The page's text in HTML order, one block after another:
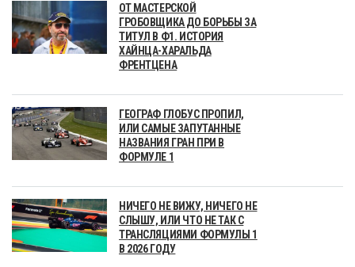
ОТ МАСТЕРСКОЙ
ГРОБОВЩИКА ДО БОРЬБЫ ЗА
ТИТУЛ В Ф1. ИСТОРИЯ
ХАЙНЦА-ХАРАЛЬДА
ФРЕНТЦЕНА
ГЕОГРАФ ГЛОБУС ПРОПИЛ,
ИЛИ САМЫЕ ЗАПУТАННЫЕ
НАЗВАНИЯ ГРАН ПРИ В
ФОРМУЛЕ 1
НИЧЕГО НЕ ВИЖУ, НИЧЕГО НЕ
СЛЫШУ, ИЛИ ЧТО НЕ ТАК С
ТРАНСЛЯЦИЯМИ ФОРМУЛЫ 1
В 2026 ГОДУ